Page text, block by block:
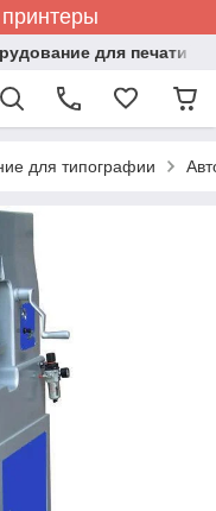
для печати
для типографии